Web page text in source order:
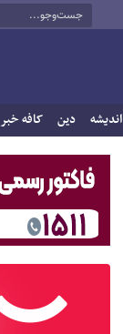
اندیشه دین کافه خبر